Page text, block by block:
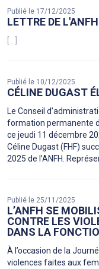
Publié le 17/12/2025
LETTRE DE
[...]
Publié le 10/12/2025
CÉLINE DUGAST
Le Conseil
formation permanente
ce jeudi 11 décembre
Céline Dugast (FHF)
2025 de l’ANFH.
Publié le 25/11/2025
L’ANFH SE
CONTRE LES
DANS LA
À l’occasion de la
violences faites aux